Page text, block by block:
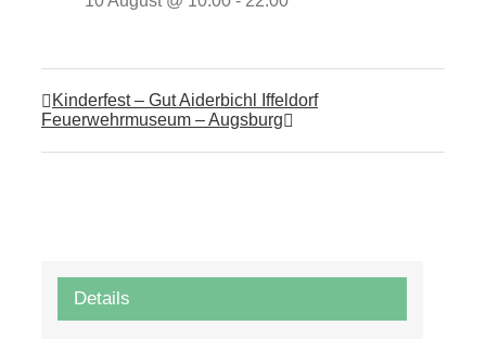
Kinderfest – Gut Aiderbichl Iffeldorf
Feuerwehrmuseum – Augsburg
Details